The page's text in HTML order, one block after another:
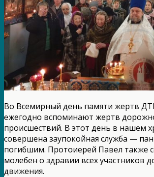
Во Всемирный день памяти жертв
ежегодно вспоминают жертв
происшествий. В этот день в нашем
совершена заупокойная служба —
погибшим. Протоиерей Павел также
молебен о здравии всех участников
движения.